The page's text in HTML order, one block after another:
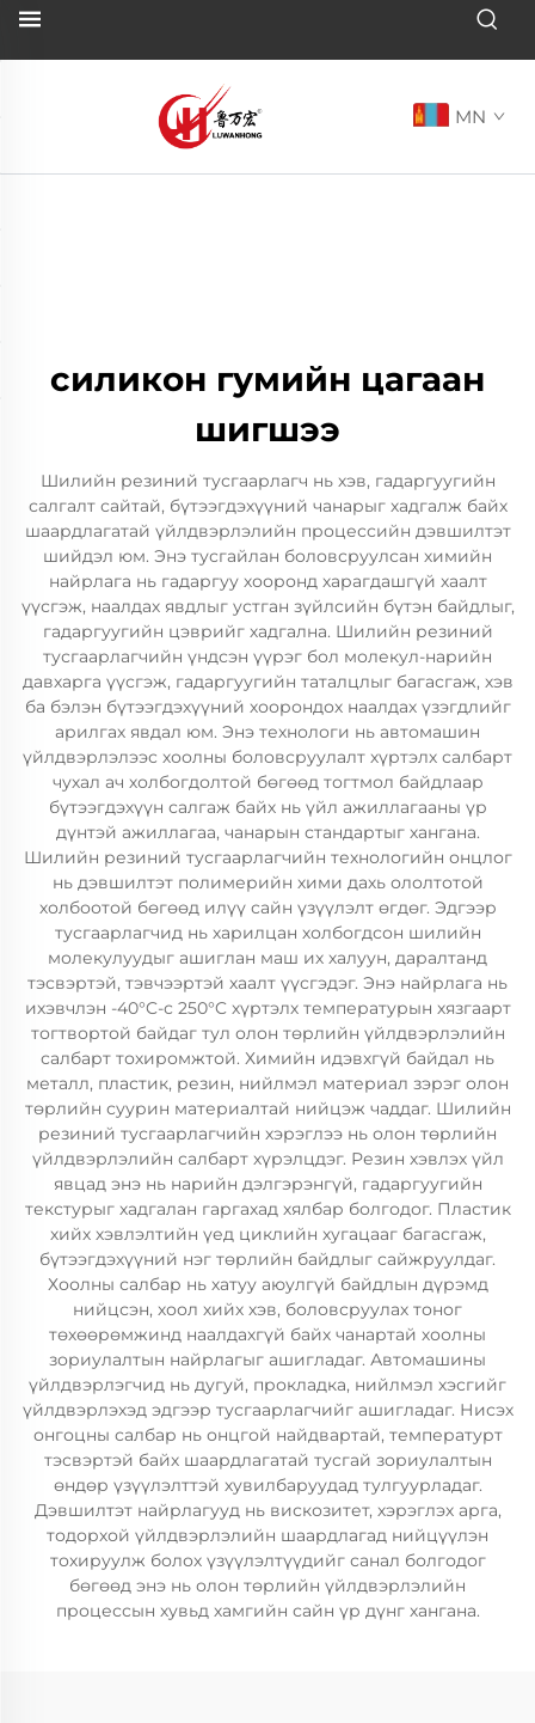
MN
силикон гумийн цагаан
шигшээ
Шилийн резиний тусгаарлагч нь хэв, гадаргуугийн
салгалт сайтай, бүтээгдэхүүний чанарыг хадгалж байх
шаардлагатай үйлдвэрлэлийн процессийн дэвшилтэт
шийдэл юм. Энэ тусгайлан боловсруулсан химийн
найрлага нь гадаргуу хооронд харагдашгүй хаалт
үүсгэж, наалдах явдлыг устган зүйлсийн бүтэн байдлыг,
гадаргуугийн цэврийг хадгална. Шилийн резиний
тусгаарлагчийн үндсэн үүрэг бол молекул-нарийн
давхарга үүсгэж, гадаргуугийн таталцлыг багасгаж, хэв
ба бэлэн бүтээгдэхүүний хоорондох наалдах үзэгдлийг
арилгах явдал юм. Энэ технологи нь автомашин
үйлдвэрлэлээс хоолны боловсруулалт хүртэлх салбарт
чухал ач холбогдолтой бөгөөд тогтмол байдлаар
бүтээгдэхүүн салгаж байх нь үйл ажиллагааны үр
дүнтэй ажиллагаа, чанарын стандартыг хангана.
Шилийн резиний тусгаарлагчийн технологийн онцлог
нь дэвшилтэт полимерийн хими дахь ололтотой
холбоотой бөгөөд илүү сайн үзүүлэлт өгдөг. Эдгээр
тусгаарлагчид нь харилцан холбогдсон шилийн
молекулуудыг ашиглан маш их халуун, даралтанд
тэсвэртэй, тэвчээртэй хаалт үүсгэдэг. Энэ найрлага нь
ихэвчлэн -40°C-с 250°C хүртэлх температурын хязгаарт
тогтвортой байдаг тул олон төрлийн үйлдвэрлэлийн
салбарт тохиромжтой. Химийн идэвхгүй байдал нь
металл, пластик, резин, нийлмэл материал зэрэг олон
төрлийн суурин материалтай нийцэж чаддаг. Шилийн
резиний тусгаарлагчийн хэрэглээ нь олон төрлийн
үйлдвэрлэлийн салбарт хүрэлцдэг. Резин хэвлэх үйл
явцад энэ нь нарийн дэлгэрэнгүй, гадаргуугийн
текстурыг хадгалан гаргахад хялбар болгодог. Пластик
хийх хэвлэлтийн үед циклийн хугацааг багасгаж,
бүтээгдэхүүний нэг төрлийн байдлыг сайжруулдаг.
Хоолны салбар нь хатуу аюулгүй байдлын дүрэмд
нийцсэн, хоол хийх хэв, боловсруулах тоног
төхөөрөмжинд наалдахгүй байх чанартай хоолны
зориулалтын найрлагыг ашигладаг. Автомашины
үйлдвэрлэгчид нь дугуй, прокладка, нийлмэл хэсгийг
үйлдвэрлэхэд эдгээр тусгаарлагчийг ашигладаг. Нисэх
онгоцны салбар нь онцгой найдвартай, температурт
тэсвэртэй байх шаардлагатай тусгай зориулалтын
өндөр үзүүлэлттэй хувилбаруудад тулгуурладаг.
Дэвшилтэт найрлагууд нь вискозитет, хэрэглэх арга,
тодорхой үйлдвэрлэлийн шаардлагад нийцүүлэн
тохируулж болох үзүүлэлтүүдийг санал болгодог
бөгөөд энэ нь олон төрлийн үйлдвэрлэлийн
процессын хувьд хамгийн сайн үр дүнг хангана.